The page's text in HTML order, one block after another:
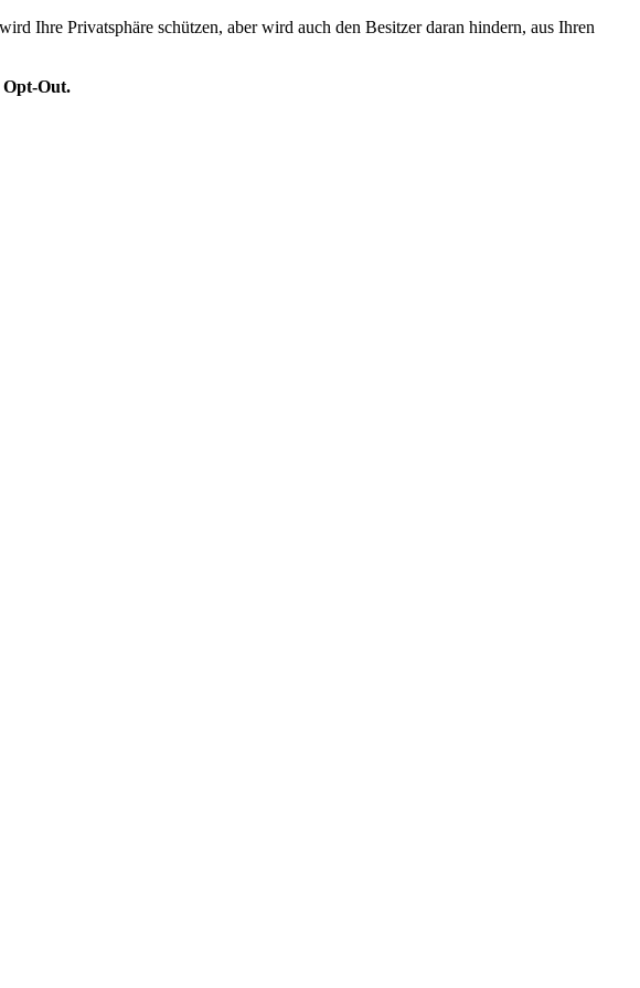
Ihre Privatsphäre schützen, aber wird auch den Besitzer daran hindern, aus Ihren
Opt-Out.